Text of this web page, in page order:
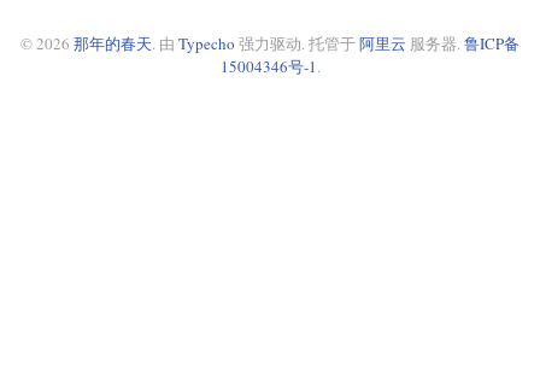
© 2026 那年的春天. 由 Typecho 强力驱动. 托管于阿里云 服务器. 鲁ICP备
15004346号-1.